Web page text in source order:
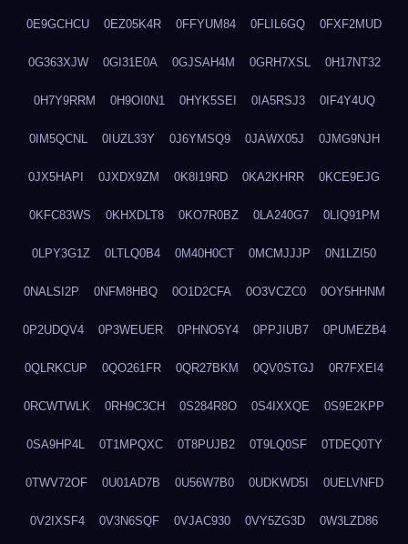
0E9GCHCU 0EZ05K4R 0FFYUM84 0FLIL6GQ 0FXF2MUD
0G363XJW 0GI31E0A 0GJSAH4M 0GRH7XSL 0H17NT32
0H7Y9RRM 0H9OI0N1 0HYK5SEI 0IA5RSJ3 0IF4Y4UQ
0IM5QCNL 0IUZL33Y 0J6YMSQ9 0JAWX05J 0JMG9NJH
0JX5HAPI 0JXDX9ZM 0K8I19RD 0KA2KHRR 0KCE9EJG
0KFC83WS 0KHXDLT8 0KO7R0BZ 0LA240G7 0LIQ91PM
0LPY3G1Z 0LTLQ0B4 0M40H0CT 0MCMJJJP 0N1LZI50
0NALSI2P 0NFM8HBQ 0O1D2CFA 0O3VCZC0 0OY5HHNM
0P2UDQV4 0P3WEUER 0PHNO5Y4 0PPJIUB7 0PUMEZB4
0QLRKCUP 0QO261FR 0QR27BKM 0QV0STGJ 0R7FXEI4
0RCWTWLK 0RH9C3CH 0S284R8O 0S4IXXQE 0S9E2KPP
0SA9HP4L 0T1MPQXC 0T8PUJB2 0T9LQ0SF 0TDEQ0TY
0TWV72OF 0U01AD7B 0U56W7B0 0UDKWD5I 0UELVNFD
0V2IXSF4 0V3N6SQF 0VJAC930 0VY5ZG3D 0W3LZD86